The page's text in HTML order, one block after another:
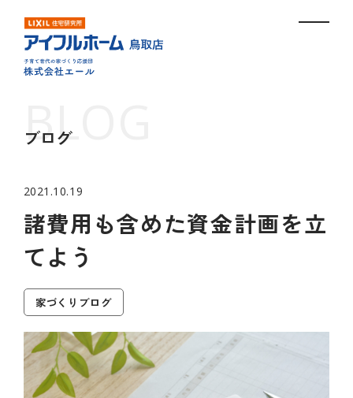
ブログ
2021.10.19
諸費用も含めた資金計画を立
てよう
家づくりブログ